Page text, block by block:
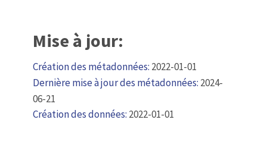
Mise à jour:
Création des métadonnées: 2022-01-01
Dernière mise à jour des métadonnées: 2024-
06-21
Création des données: 2022-01-01